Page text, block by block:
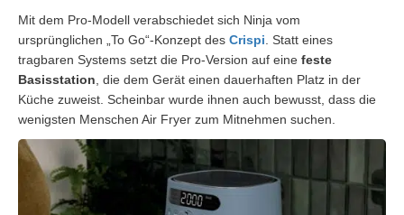
Mit dem Pro-Modell verabschiedet sich Ninja vom
ursprünglichen „To Go“-Konzept des Crispi . Statt eines
tragbaren Systems setzt die Pro-Version auf eine feste
Basisstation , die dem Gerät einen dauerhaften Platz in der
Küche zuweist. Scheinbar wurde ihnen auch bewusst, dass die
wenigsten Menschen Air Fryer zum Mitnehmen suchen.